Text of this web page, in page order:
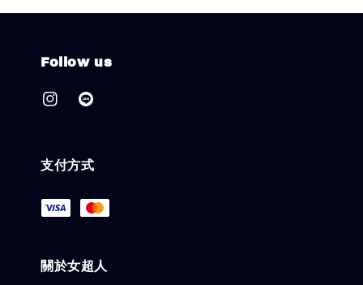
Follow us
支付方式
關於女超人